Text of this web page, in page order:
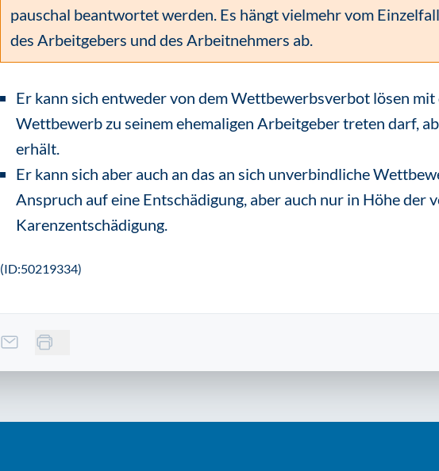
pauschal beantwortet werden. Es hängt vielmehr vom
des Arbeitgebers und des Arbeitnehmers ab.
Er kann sich entweder von dem Wettbewerbsverbot lösen mit
Wettbewerb zu seinem ehemaligen Arbeitgeber treten darf,
erhält.
Er kann sich aber auch an das an sich unverbindliche
Anspruch auf eine Entschädigung, aber auch nur in Höhe der
Karenzentschädigung.
(ID:50219334)